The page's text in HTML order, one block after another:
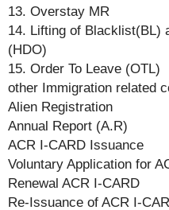
13. Overstay MR
14. Lifting of Blacklist(BL)
(HDO)
15. Order To Leave (OTL)
other Immigration related
Alien Registration
Annual Report (A.R)
ACR I-CARD Issuance
Voluntary Application for
Renewal ACR I-CARD
Re-Issuance of ACR I-